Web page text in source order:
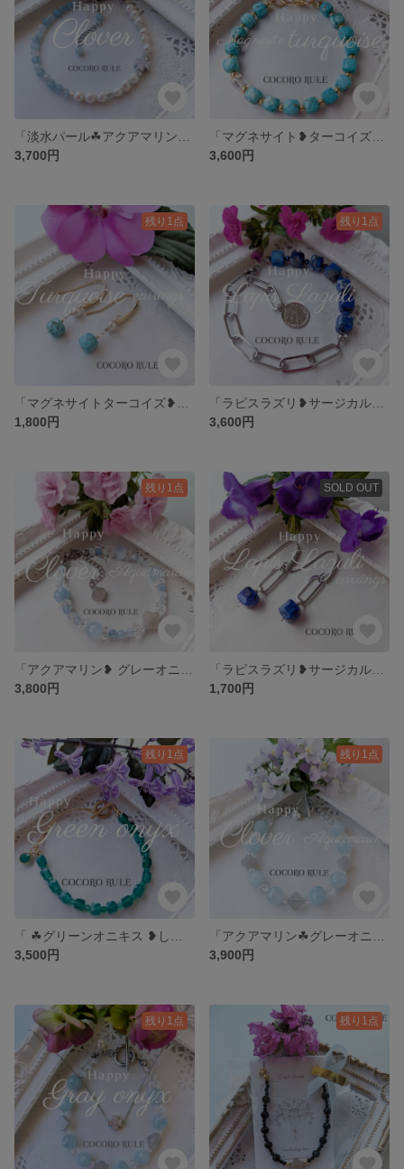
3,700円
3,600円
残り1点
1,800円
残り1点
3,600円
残り1点
3,800円
SOLD OUT
1,700円
残り1点
3,500円
残り1点
3,900円
残り1点 残り1点